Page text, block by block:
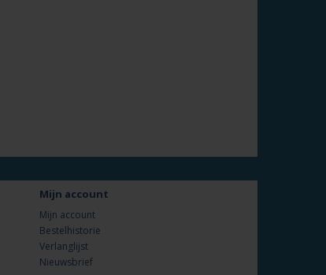
Mijn account
Mijn account
Bestelhistorie
Verlanglijst
Nieuwsbrief